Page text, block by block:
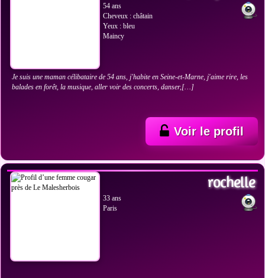
54 ans
Cheveux : châtain
Yeux : bleu
Maincy
Je suis une maman célibataire de 54 ans, j'habite en Seine-et-Marne, j'aime rire, les
balades en forêt, la musique, aller voir des concerts, danser,[…]
Voir le profil
rochelle
33 ans
Paris